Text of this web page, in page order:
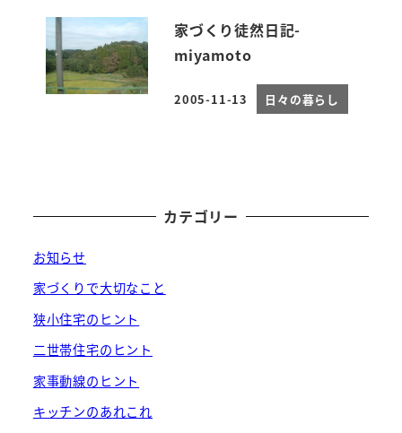
家づくり徒然日記-
miyamoto
投稿日
2005-11-13 日々の暮らし
カテゴリー
お知らせ
家づくりで大切なこと
狭小住宅のヒント
二世帯住宅のヒント
家事動線のヒント
キッチンのあれこれ